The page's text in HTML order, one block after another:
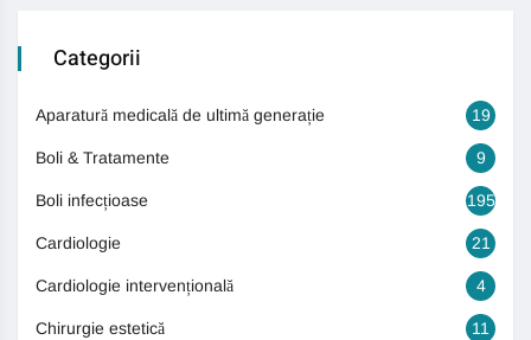
Categorii
Aparatură medicală de ultimă generație 19
Boli & Tratamente 9
Boli infecțioase 195
Cardiologie 21
Cardiologie intervențională 4
Chirurgie estetică 11